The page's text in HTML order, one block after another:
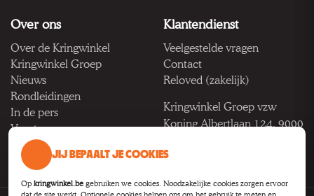
Over ons
Over de Kringwinkel
Kringwinkel Groep
Nieuws
Rondleidingen
In de pers
Vacatures
Klantendienst
Veelgestelde vragen
Contact
Reloved (zakelijk)
Kringwinkel Groep vzw
Koning Albertlaan 124, 9000
BTW BE 1033.922.208
JIJ BEPAALT JE COOKIES
Op kringwinkel.be gebruiken we cookies. Noodzakelijke cookies zorgen ervoor